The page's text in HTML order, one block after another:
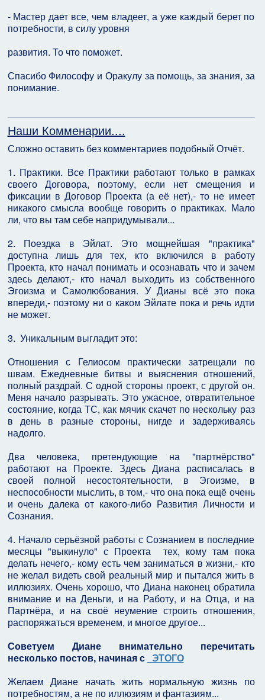
- Мастер дает все, чем владеет, а уже каждый берет по
потребности, в силу уровня
развития. То что поможет.
Спасибо Философу и Оракулу за помощь, за знания, за
понимание.
Наши Комменарии....
Сложно оставить без комментариев подобный Отчёт.
1. Практики. Все Практики работают только в рамках
своего Договора, поэтому, если нет смещения и
фиксации в Договор Проекта (а её нет),- то не имеет
никакого смысла вообще говорить о практиках. Мало
ли, что вы там себе напридумывали...
2. Поездка в Эйлат. Это мощнейшая "практика"
доступна лишь для тех, кто включился в работу
Проекта, кто начал понимать и осознавать что и зачем
здесь делают,- кто начал выходить из собственного
Эгоизма и Самолюбования. У Дианы всё это пока
впереди,- поэтому ни о каком Эйлате пока и речь идти
не может.
3. Уникальным выгладит это:
Отношения с Гелиосом практически затрещали по
швам. Ежедневные битвы и выяснения отношений,
полный раздрай. С одной стороны проект, с другой он.
Меня начало разрывать. Это ужасное, отвратительное
состояние, когда ТС, как мячик скачет по нескольку раз
в день в разные стороны, нигде и задерживаясь
надолго.
Два человека, претендующие на "партнёрство"
работают на Проекте. Здесь Диана расписалась в
своей полной несостоятельности, в Эгоизме, в
неспособности мыслить, в том,- что она пока ещё очень
и очень далека от какого-либо Развития Личности и
Сознания.
4. Начало серьёзной работы с Сознанием в последние
месяцы "выкинуло" с Проекта тех, кому там пока
делать нечего,- кому есть чем заниматься в жизни,- кто
не желал видеть свой реальный мир и пытался жить в
иллюзиях. Очень хорошо, что Диана наконец обратила
внимание и на Деньги, и на Работу, и на Отца, и на
Партнёра, и на своё неумение строить отношения,
распоряжаться временем, и многое другое...
Советуем Диане внимательно перечитать
несколько постов, начиная с ЭТОГО
Желаем Диане начать жить нормальную жизнь по
потребностям, а не по иллюзиям и фантазиям...